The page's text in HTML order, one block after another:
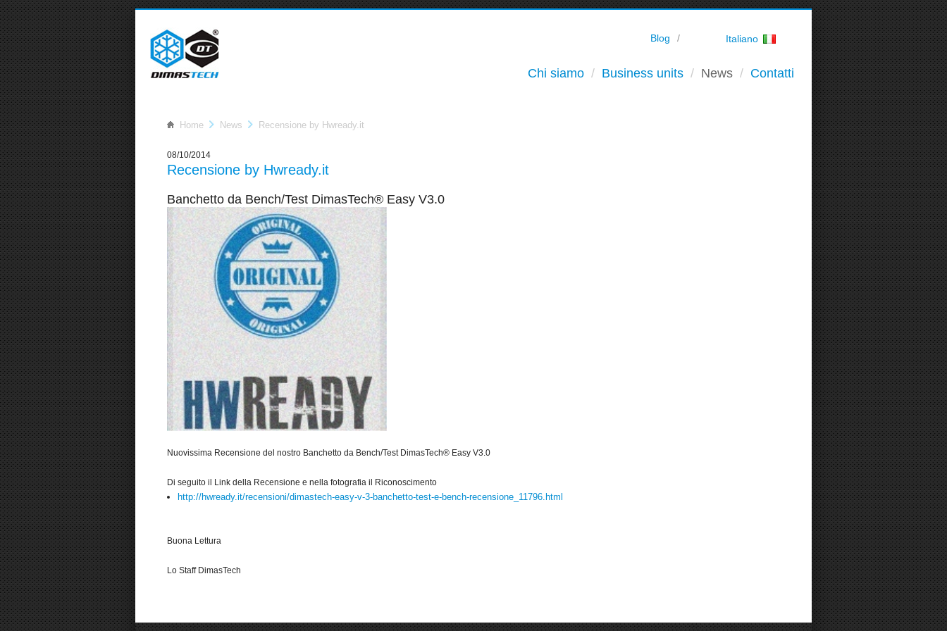
Chi siamo Business units News Contatti
Blog Italiano
Home News Recensione by Hwready.it
08/10/2014
Recensione by Hwready.it
Banchetto da Bench/Test DimasTech® Easy V3.0
Nuovissima Recensione del nostro Banchetto da Bench/Test DimasTech® Easy V3.0
Di seguito il Link della Recensione e nella fotografia il Riconoscimento
http://hwready.it/recensioni/dimastech-easy-v-3-banchetto-test-e-bench-recensione_11796.html
Buona Lettura
Lo Staff DimasTech